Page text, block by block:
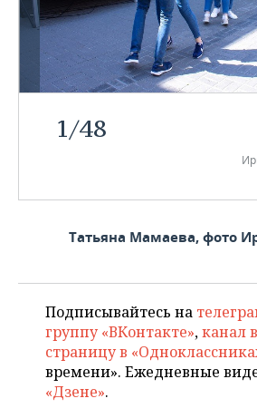
1/48
Татьяна Мамаева, фото
Подписывайтесь на
группу «ВКонтакте»,канал
страницу в
времени». Ежедневные
«Дзене».